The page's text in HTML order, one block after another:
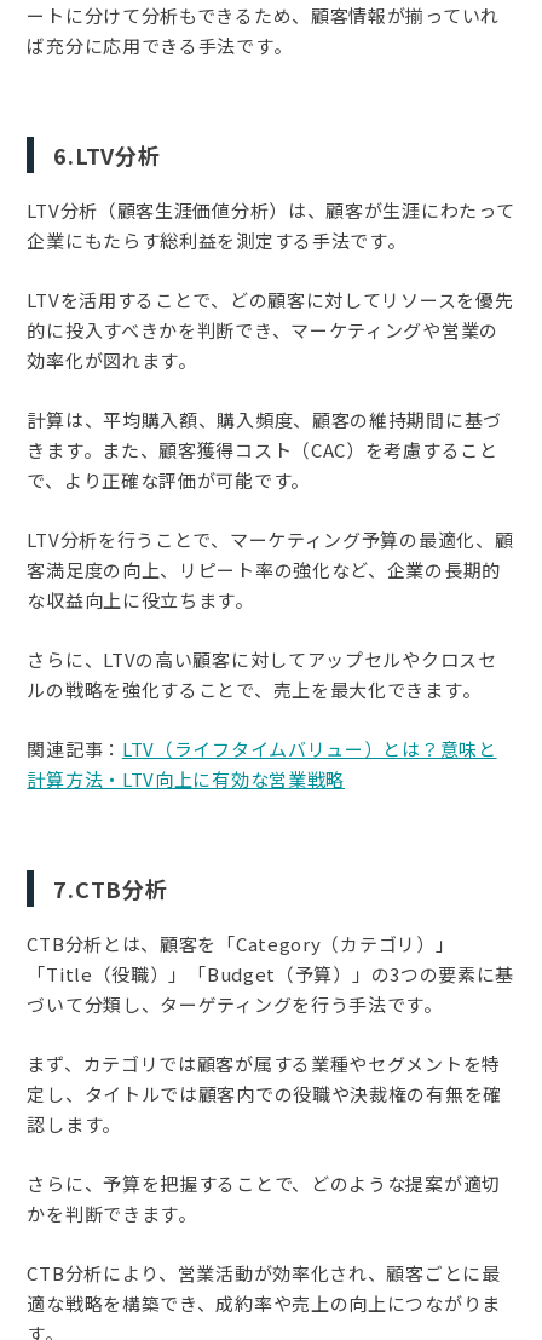
ートに分けて分析もできるため、顧客情報が揃っていれ
ば充分に応用できる手法です。
6.LTV分析
LTV分析（顧客生涯価値分析）は、顧客が生涯にわたって
企業にもたらす総利益を測定する手法です。
LTVを活用することで、どの顧客に対してリソースを優先
的に投入すべきかを判断でき、マーケティングや営業の
効率化が図れます。
計算は、平均購入額、購入頻度、顧客の維持期間に基づ
きます。また、顧客獲得コスト（CAC）を考慮すること
で、より正確な評価が可能です。
LTV分析を行うことで、マーケティング予算の最適化、顧
客満足度の向上、リピート率の強化など、企業の長期的
な収益向上に役立ちます。
さらに、LTVの高い顧客に対してアップセルやクロスセ
ルの戦略を強化することで、売上を最大化できます。
関連記事： LTV（ライフタイムバリュー）とは？意味と
計算方法・LTV向上に有効な営業戦略
7.CTB分析
CTB分析とは、顧客を「Category（カテゴリ）」
「Title（役職）」「Budget（予算）」の3つの要素に基
づいて分類し、ターゲティングを行う手法です。
まず、カテゴリでは顧客が属する業種やセグメントを特
定し、タイトルでは顧客内での役職や決裁権の有無を確
認します。
さらに、予算を把握することで、どのような提案が適切
かを判断できます。
CTB分析により、営業活動が効率化され、顧客ごとに最
適な戦略を構築でき、成約率や売上の向上につながりま
す。